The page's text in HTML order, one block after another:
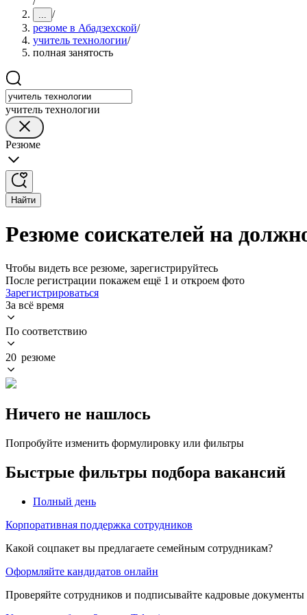
... /
резюме в Абадзехской/
учитель технологии/
полная занятость
учитель технологии
Резюме
Найти
Резюме соискателей на
Чтобы видеть все резюме, зарегистрируйтесь
После регистрации покажем ещё 1 и откроем фото
Зарегистрироваться
За всё время
По соответствию
20 резюме
Ничего не нашлось
Попробуйте изменить формулировку или фильтры
Быстрые фильтры подбора вакансий
Полный день
Корпоративная поддержка сотрудников
Какой соцпакет вы предлагаете семейным сотрудникам?
Оформляйте кандидатов онлайн
Проверяйте сотрудников и подписывайте кадровые